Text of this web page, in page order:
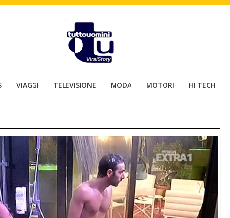
VIAGGI TELEVISIONE MODA MOTORI HI TECH